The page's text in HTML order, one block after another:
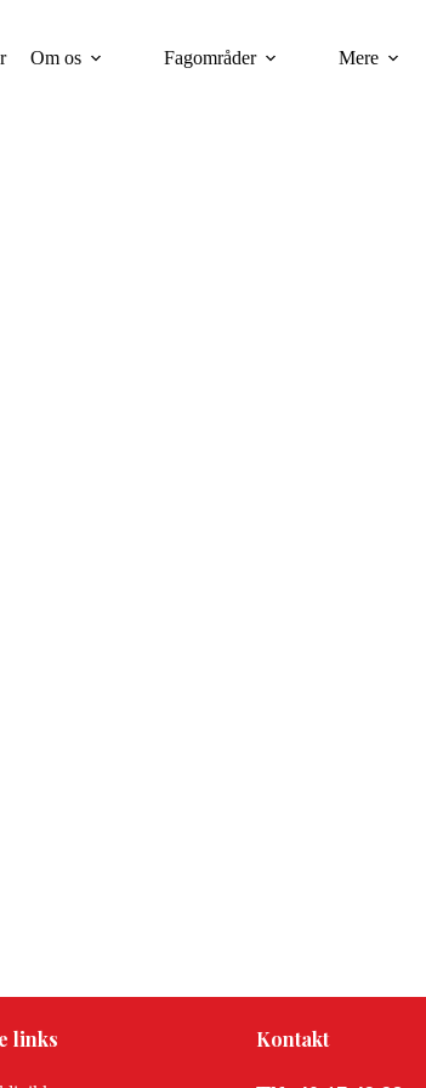
Om os Fagområder Mere
links Kontakt